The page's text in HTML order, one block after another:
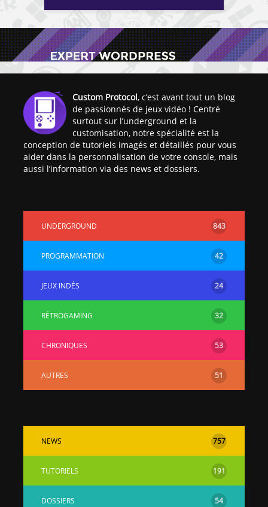
Custom Protocol, c’est avant tout un blog
de passionnés de jeux vidéo ! Centré
surtout sur l’underground et la
customisation, notre spécialité est la
conception de tutoriels imagés et détaillés pour vous
aider dans la personnalisation de votre console, mais
aussi l’information via des news et dossiers.
UNDERGROUND 843
PROGRAMMATION 42
JEUX INDÉS 24
RÉTROGAMING 32
CHRONIQUES 53
AUTRES 51
NEWS 757
TUTORIELS 191
DOSSIERS 54